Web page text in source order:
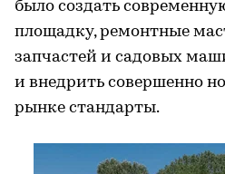
было создать
площадку, ремонтные
запчастей и садовых
и внедрить совершенно
рынке стандарты.